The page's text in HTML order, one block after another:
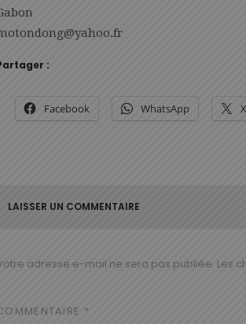
:
Facebook WhatsApp X
LAISSER UN COMMENTAIRE
adresse e-mail ne sera pas publiée. Les
*